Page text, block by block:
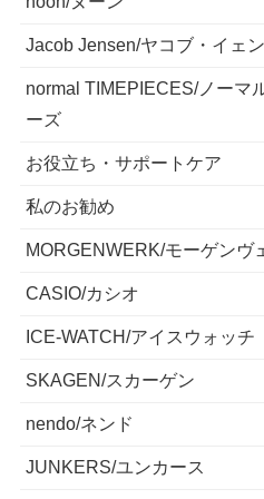
Jacob Jensen/ヤコブ・イェ
normal TIMEPIECES/ノーマ
ーズ
お役立ち・サポートケア
私のお勧め
MORGENWERK/モーゲンヴ
CASIO/カシオ
ICE-WATCH/アイスウォッチ
SKAGEN/スカーゲン
nendo/ネンド
JUNKERS/ユンカース